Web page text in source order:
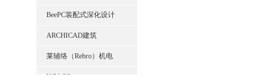
BeePC装配式深化设计
ARCHICAD建筑
莱辅络（Rebro）机电
Y-PACO